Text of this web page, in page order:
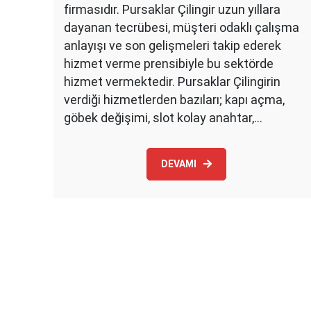
firmasıdır. Pursaklar Çilingir uzun yıllara
dayanan tecrübesi, müşteri odaklı çalışma
anlayışı ve son gelişmeleri takip ederek
hizmet verme prensibiyle bu sektörde
hizmet vermektedir. Pursaklar Çilingirin
verdiği hizmetlerden bazıları; kapı açma,
göbek değişimi, slot kolay anahtar,…
DEVAMI